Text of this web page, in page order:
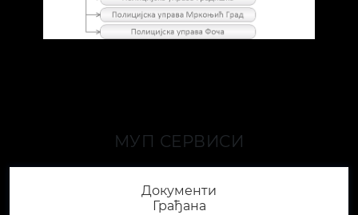
МУП СЕРВИСИ
Документи
Грађана